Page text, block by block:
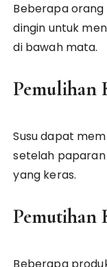
Beberapa
dingin untuk
di bawah mata.
Pemulihan
Susu dapat
setelah
yang keras.
Pemutihan